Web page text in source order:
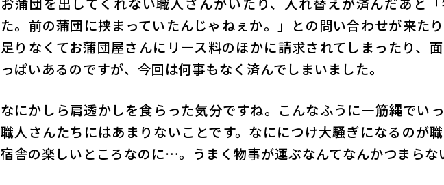
た。前の蒲団に挟まっていたんじゃねぇか。」との問い合わせが来た
足りなくてお蒲団屋さんにリース料のほかに請求されてしまったり、
っぱいあるのですが、今回は何事もなく済んでしまいました。
なにかしら肩透かしを食らった気分ですね。こんなふうに一筋縄でい
職人さんたちにはあまりないことです。なににつけ大騒ぎになるのが
宿舎の楽しいところなのに…。うまく物事が運ぶなんてなんかつまらな